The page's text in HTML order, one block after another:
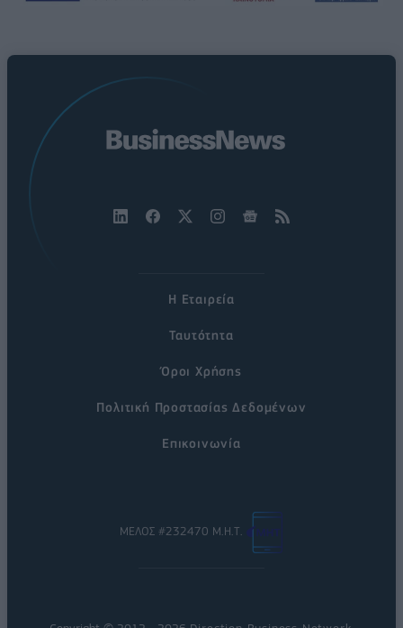
Η Εταιρεία
Ταυτότητα
Όροι Χρήσης
Πολιτική Προστασίας Δεδομένων
Επικοινωνία
ΜΕΛΟΣ #232470 Μ.Η.Τ.